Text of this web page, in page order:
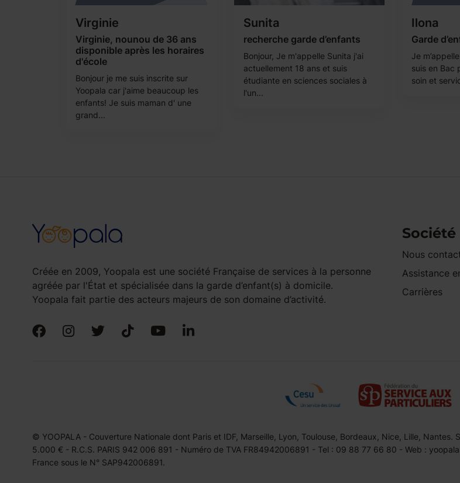
Virginie
Virginie, nounou de 36 ans
disponible après les horaires
d'école
Bonjour je me suis inscrite sur
Yoopala car j'aime beaucoup les
enfants! Je suis maman d' une
grand...
Sunita
recherche garde d’enfants
Bonjour, Je m'appelle Sunita j'ai
actuellement 18 ans et suis
étudiante en sciences sociales à
l'un...
Ilona
Garde
Je
suis en Bac
soin et
Créée en 2009, Yoopala est une société Française de services à la personne
agréée par l'État et spécialisée dans la garde d’enfant(s) à domicile.
Yoopala fait partie des acteurs majeurs de son domaine d’activité.
Société
Nous
Assistance
Carrières
© YOOPALA - Couverture Nationale dont Paris et IDF, Marseille, Lyon, Toulouse, Bordeaux, Nice, Lille,
5.000 € - R.C.S. PARIS 942 006 891 - Numéro de TVA FR84942006891 - Tel : 09 88 77 66 80 - Web :
France sous le N° SAP942006891.